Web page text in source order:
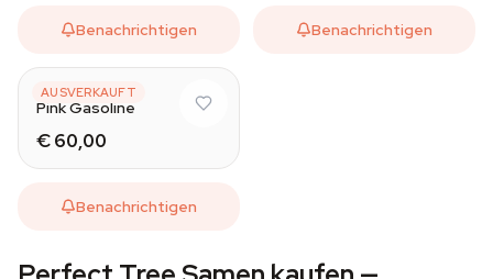
Benachrichtigen Benachrichtigen
AUSVERKAUFT
PERFECT TREE
Pink Gasoline
€ 60,00
Benachrichtigen